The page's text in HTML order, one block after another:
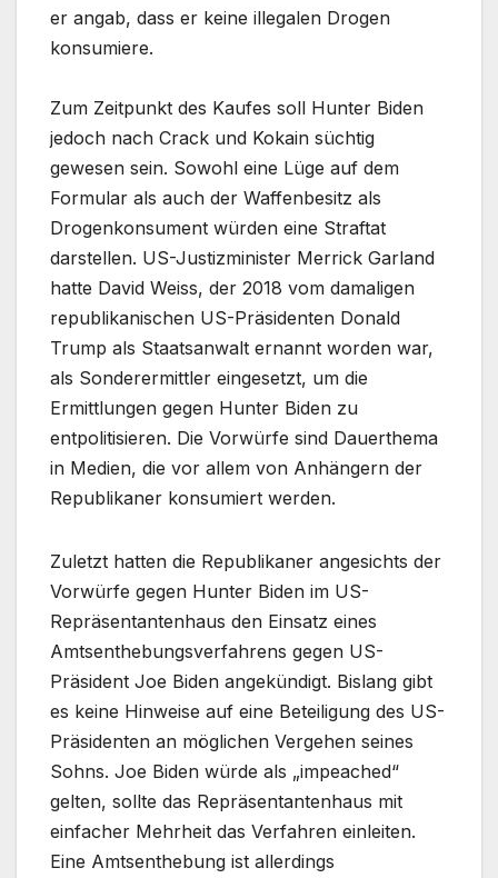
er angab, dass er keine illegalen Drogen
konsumiere.
Zum Zeitpunkt des Kaufes soll Hunter Biden
jedoch nach Crack und Kokain süchtig
gewesen sein. Sowohl eine Lüge auf dem
Formular als auch der Waffenbesitz als
Drogenkonsument würden eine Straftat
darstellen. US-Justizminister Merrick Garland
hatte David Weiss, der 2018 vom damaligen
republikanischen US-Präsidenten Donald
Trump als Staatsanwalt ernannt worden war,
als Sonderermittler eingesetzt, um die
Ermittlungen gegen Hunter Biden zu
entpolitisieren. Die Vorwürfe sind Dauerthema
in Medien, die vor allem von Anhängern der
Republikaner konsumiert werden.
Zuletzt hatten die Republikaner angesichts der
Vorwürfe gegen Hunter Biden im US-
Repräsentantenhaus den Einsatz eines
Amtsenthebungsverfahrens gegen US-
Präsident Joe Biden angekündigt. Bislang gibt
es keine Hinweise auf eine Beteiligung des US-
Präsidenten an möglichen Vergehen seines
Sohns. Joe Biden würde als „impeached“
gelten, sollte das Repräsentantenhaus mit
einfacher Mehrheit das Verfahren einleiten.
Eine Amtsenthebung ist allerdings